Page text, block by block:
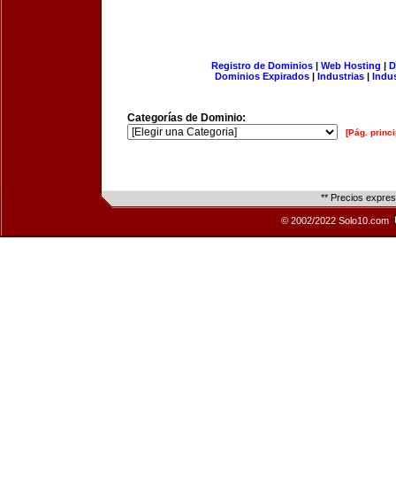
Registro de Dominios| Web Hosting |
Dominios Expirados | Industrias |
Categorías de Dominio:
[Pág.
** Precios
© 2002/2022 Solo10.com